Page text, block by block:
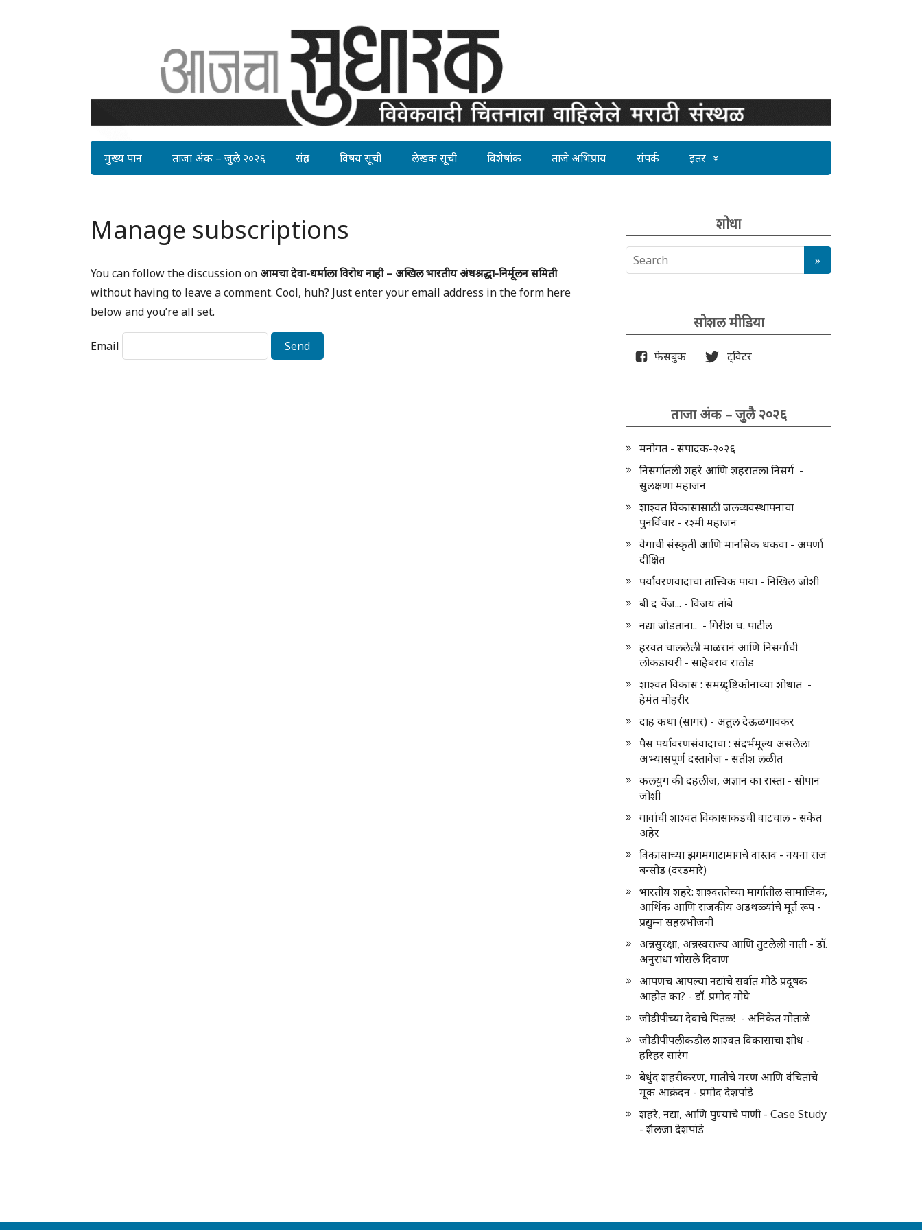
मुख्य पान ताजा अंक – जुलै २०२६ संग्रह विषय सूची लेखक सूची विशेषांक ताजे अभिप्राय संपर्क इतर
Manage subscriptions
You can follow the discussion on आमचा देवा-धर्माला विरोध नाही – अखिल भारतीय अंधश्रद्धा-निर्मूलन समिती
without having to leave a comment. Cool, huh? Just enter your email address in the form here
below and you’re all set.
Email
शोधा
सोशल मीडिया
फेसबुक ट्विटर
ताजा अंक – जुलै २०२६
मनोगत - संपादक-२०२६
निसर्गातली शहरे आणि शहरातला निसर्ग -
सुलक्षणा महाजन
शाश्वत विकासासाठी जलव्यवस्थापनाचा
पुनर्विचार - रश्मी महाजन
वेगाची संस्कृती आणि मानसिक थकवा - अपर्णा
दीक्षित
पर्यावरणवादाचा तात्त्विक पाया - निखिल जोशी
बी द चेंज... - विजय तांबे
नद्या जोडताना.. - गिरीश घ. पाटील
हरवत चाललेली माळरानं आणि निसर्गाची
लोकडायरी - साहेबराव राठोड
शाश्वत विकास : समग्र दृष्टिकोनाच्या शोधात -
हेमंत मोहरीर
दाह कथा (सागर) - अतुल देऊळगावकर
पैस पर्यावरणसंवादाचा : संदर्भमूल्य असलेला
अभ्यासपूर्ण दस्तावेज - सतीश लळीत
कलयुग की दहलीज, अज्ञान का रास्ता - सोपान
जोशी
गावांची शाश्वत विकासाकडची वाटचाल - संकेत
अहेर
विकासाच्या झगमगाटामागचे वास्तव - नयना राज
बन्सोड (दरडमारे)
भारतीय शहरे: शाश्वततेच्या मार्गातील सामाजिक,
आर्थिक आणि राजकीय अडथळ्यांचे मूर्त रूप -
प्रद्युम्न सहस्रभोजनी
अन्नसुरक्षा, अन्नस्वराज्य आणि तुटलेली नाती - डॉ.
अनुराधा भोसले दिवाण
आपणच आपल्या नद्यांचे सर्वात मोठे प्रदूषक
आहोत का? - डॉ. प्रमोद मोघे
जीडीपीच्या देवाचे पितळ! - अनिकेत मोताळे
जीडीपीपलीकडील शाश्वत विकासाचा शोध -
हरिहर सारंग
बेधुंद शहरीकरण, मातीचे मरण आणि वंचितांचे
मूक आक्रंदन - प्रमोद देशपांडे
शहरे, नद्या, आणि पुण्याचे पाणी - Case Study
- शैलजा देशपांडे